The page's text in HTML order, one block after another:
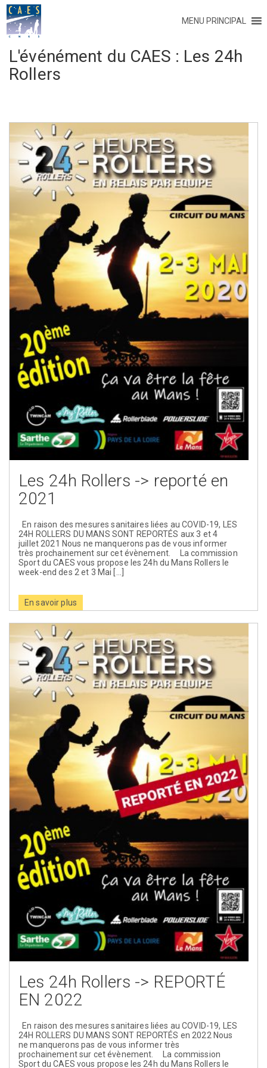
MENU PRINCIPAL
L'événément du CAES : Les 24h
Rollers
Les 24h Rollers -> reporté en
2021
En raison des mesures sanitaires liées au COVID-19, LES
24H ROLLERS DU MANS SONT REPORTÉS aux 3 et 4
juillet 2021 Nous ne manquerons pas de vous informer
très prochainement sur cet évènement. La commission
Sport du CAES vous propose les 24h du Mans Rollers le
week-end des 2 et 3 Mai […]
En savoir plus
Les 24h Rollers -> REPORTÉ
EN 2022
En raison des mesures sanitaires liées au COVID-19, LES
24H ROLLERS DU MANS SONT REPORTÉS en 2022 Nous
ne manquerons pas de vous informer très
prochainement sur cet évènement. La commission
Sport du CAES vous propose les 24h du Mans Rollers le